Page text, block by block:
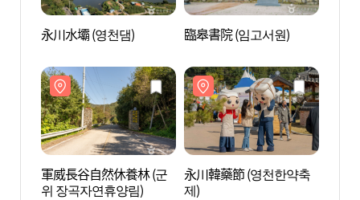
永川水壩 (영천댐) 臨皋書院 (임고서원)
軍威長谷自然休養林 (군
위 장곡자연휴양림)
永川韓藥節 (영천한약축
제)